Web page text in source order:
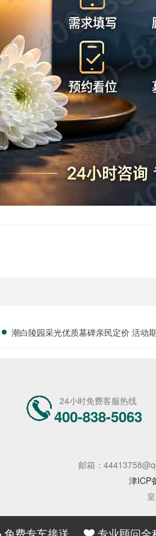
潮白陵园采光优质墓碑亲民定价 活动
24小时免费客服热线
400-838-5063
邮箱：
津ICP
免费专车接送 专业顾问全